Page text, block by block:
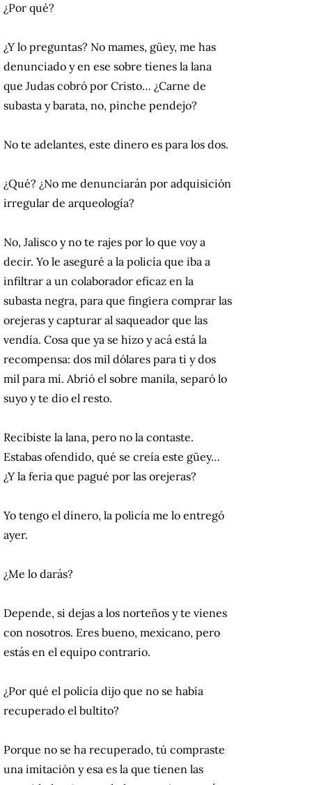
¿Por qué?
¿Y lo preguntas? No mames, güey, me has
denunciado y en ese sobre tienes la lana
que Judas cobró por Cristo… ¿Carne de
subasta y barata, no, pinche pendejo?
No te adelantes, este dinero es para los dos.
¿Qué? ¿No me denunciarán por adquisición
irregular de arqueología?
No, Jalisco y no te rajes por lo que voy a
decir. Yo le aseguré a la policía que iba a
infiltrar a un colaborador eficaz en la
subasta negra, para que fingiera comprar las
orejeras y capturar al saqueador que las
vendía. Cosa que ya se hizo y acá está la
recompensa: dos mil dólares para ti y dos
mil para mí. Abrió el sobre manila, separó lo
suyo y te dio el resto.
Recibiste la lana, pero no la contaste.
Estabas ofendido, qué se creía este güey…
¿Y la feria que pagué por las orejeras?
Yo tengo el dinero, la policía me lo entregó
ayer.
¿Me lo darás?
Depende, si dejas a los norteños y te vienes
con nosotros. Eres bueno, mexicano, pero
estás en el equipo contrario.
¿Por qué el policía dijo que no se había
recuperado el bultito?
Porque no se ha recuperado, tú compraste
una imitación y esa es la que tienen las